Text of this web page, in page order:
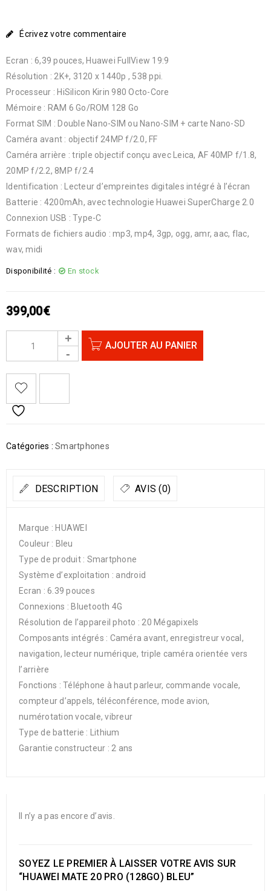
Écrivez votre commentaire
Ecran : 6,39 pouces, Huawei FullView 19:9
Résolution : 2K+, 3120 x 1440p , 538 ppi.
Processeur : HiSilicon Kirin 980 Octo-Core
Mémoire : RAM 6 Go/ROM 128 Go
Format SIM : Double Nano-SIM ou Nano-SIM + carte Nano-SD
Caméra avant : objectif 24MP f/2.0, FF
Caméra arrière : triple objectif conçu avec Leica, AF 40MP f/1.8,
20MP f/2.2, 8MP f/2.4
Identification : Lecteur d’empreintes digitales intégré à l’écran
Batterie : 4200mAh, avec technologie Huawei SuperCharge 2.0
Connexion USB : Type-C
Formats de fichiers audio : mp3, mp4, 3gp, ogg, amr, aac, flac,
wav, midi
Disponibilité : En stock
399,00€
AJOUTER AU PANIER
Catégories : Smartphones
DESCRIPTION AVIS (0)
Marque : HUAWEI
Couleur : Bleu
Type de produit : Smartphone
Système d’exploitation : android
Ecran : 6.39 pouces
Connexions : Bluetooth 4G
Résolution de l’appareil photo : 20 Mégapixels
Composants intégrés : Caméra avant, enregistreur vocal,
navigation, lecteur numérique, triple caméra orientée vers
l’arrière
Fonctions : Téléphone à haut parleur, commande vocale,
compteur d’appels, téléconférence, mode avion,
numérotation vocale, vibreur
Type de batterie : Lithium
Garantie constructeur : 2 ans
Il n’y a pas encore d’avis.
SOYEZ LE PREMIER À LAISSER VOTRE AVIS SUR
“HUAWEI MATE 20 PRO (128GO) BLEU”